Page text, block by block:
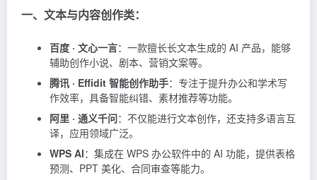
一、文本与内容创作类：
百度 · 文心一言：一款擅长长文本生成的 AI 产品，能够
辅助创作小说、剧本、营销文案等。
腾讯 · Effidit 智能创作助手：专注于提升办公和学术写
作效率，具备智能纠错、素材推荐等功能。
阿里 · 通义千问：不仅能进行文本创作，还支持多语言互
译，应用领域广泛。
WPS AI：集成在 WPS 办公软件中的 AI 功能，提供表格
预测、PPT 美化、合同审查等能力。